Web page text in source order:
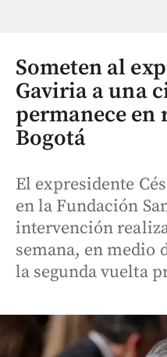
Someten al
Gaviria a una
permanece en
Bogotá
El expresidente
en la Fundación
intervención
semana, en medio
la segunda vuelta